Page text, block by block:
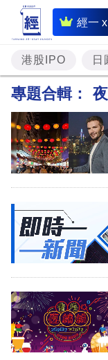
經一
即
時
財
經
題
投
資
理
商
業
科
港股IPO 日
專題合輯：